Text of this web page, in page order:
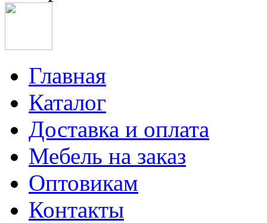
Главная
Каталог
Доставка и оплата
Мебель на заказ
Оптовикам
Контакты